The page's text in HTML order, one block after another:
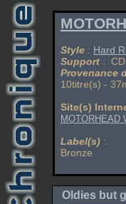
Style : Hard
Support :
Provenance
10titre(s) -
Site(s)
MOTORHEAD
Label(s) :
Bronze
Oldies but